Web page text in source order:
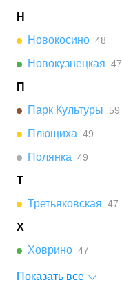
Н
Новокосино 48
Новокузнецкая 47
П
Парк Культуры
59
Плющиха 49
Полянка 49
Т
Третьяковская 47
Х
Ховрино 47
Показать все